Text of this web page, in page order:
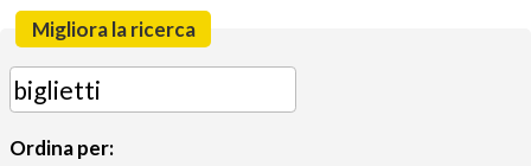
Migliora la ricerca
Ordina per: